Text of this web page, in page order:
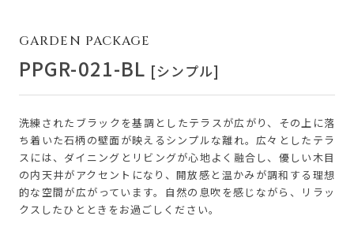
GARDEN PACKAGE
PPGR-021-BL [シンプル]
洗練されたブラックを基調としたテラスが広がり、その上に落
ち着いた石柄の壁面が映えるシンプルな離れ。広々としたテラ
スには、ダイニングとリビングが心地よく融合し、優しい木目
の内天井がアクセントになり、開放感と温かみが調和する理想
的な空間が広がっています。自然の息吹を感じながら、リラッ
クスしたひとときをお過ごしください。